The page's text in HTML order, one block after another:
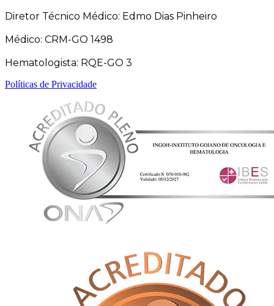
Diretor Técnico Médico: Edmo Dias Pinheiro
Médico: CRM-GO 1498
Hematologista: RQE-GO 3
Políticas de Privacidade